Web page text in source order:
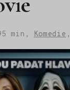
min, Komedie ,